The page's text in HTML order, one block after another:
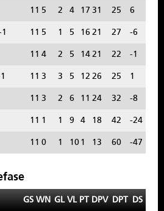
11 5 2 4 17 31 25 6
11 5 1 5 16 21 27 -6
11 4 2 5 14 21 22 -1
11 3 3 5 12 26 25 1
11 3 2 6 11 24 32 -8
11 1 1 9 4 18 42 -24
11 0 1 10 1 13 60 -47
GS WN GL VL PT DPV DPT DS